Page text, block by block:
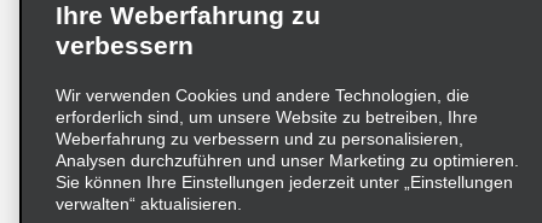
Impressum Nutzungsbedingungen
Datenschutzrichtlinie
Cookie-Richtlinie
Datenschutzoptionen
Lieferkettensorgfaltspflichtengesetz (LkSG) Grundsatzerklärung
Beschwerdeverfahren nach dem
Ihre Weberfahrung zu
verbessern
Wir verwenden Cookies und andere Technologien, die
erforderlich sind, um unsere Website zu betreiben, Ihre
Weberfahrung zu verbessern und zu personalisieren,
Analysen durchzuführen und unser Marketing zu optimieren.
Sie können Ihre Einstellungen jederzeit unter „Einstellungen
verwalten“ aktualisieren.